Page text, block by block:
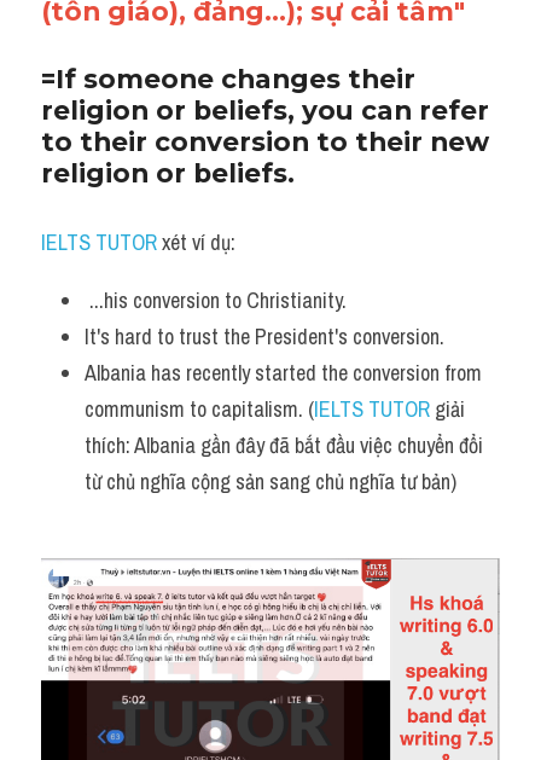
(tôn giáo), đảng...); sự cải tâm"
=If someone changes their
religion or beliefs, you can refer
to their conversion to their new
religion or beliefs.
IELTS TUTOR xét ví dụ:
...his conversion to Christianity.
It's hard to trust the President's conversion.
Albania has recently started the conversion from
communism to capitalism. (IELTS TUTOR giải
thích: Albania gần đây đã bắt đầu việc chuyển đổi
từ chủ nghĩa cộng sản sang chủ nghĩa tư bản)